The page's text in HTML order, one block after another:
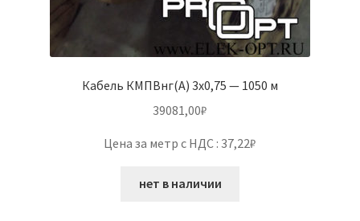
Кабель КМПВнг(А) 3х0,75 — 1050 м
39081,00₽
Цена за метр с НДС : 37,22₽
нет в наличии